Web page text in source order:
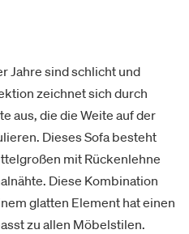
Jahre sind schlicht und
zeichnet sich durch
aus, die die Weite auf der
Dieses Sofa besteht
mit Rückenlehne
Diese Kombination
glatten Element hat einen
zu allen Möbelstilen.